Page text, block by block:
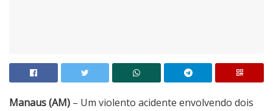
Manaus (AM) – Um violento acidente envolvendo dois